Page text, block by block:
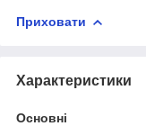
Приховати
Характеристики
Основні